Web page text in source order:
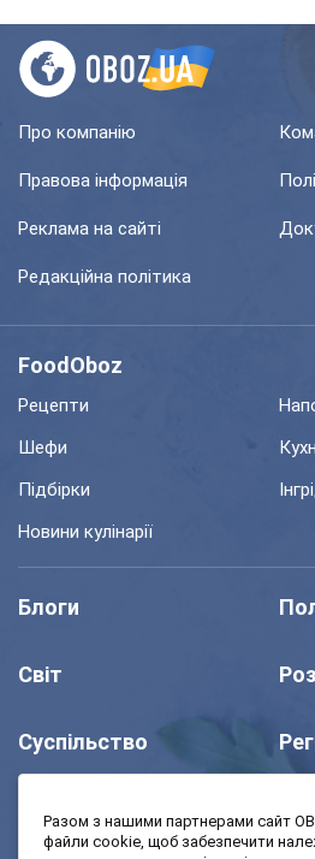
Про компанію
Правова інформація
Реклама на сайті
Редакційна політика
FoodOboz
Рецепти
Шефи
Підбірки
Новини кулінарії
Блоги
Світ
Суспільство
Разом з нашими партнерами сайт
файли cookie, щоб забезпечити